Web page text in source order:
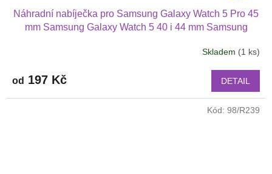
Náhradní nabíječka pro Samsung Galaxy Watch 5 Pro 45
mm Samsung Galaxy Watch 5 40 i 44 mm Samsung
Galaxy watch 3 Samsung Galaxy Watch Active 2
Skladem (1 ks)
od 197 Kč DETAIL
Kód: 98/R239